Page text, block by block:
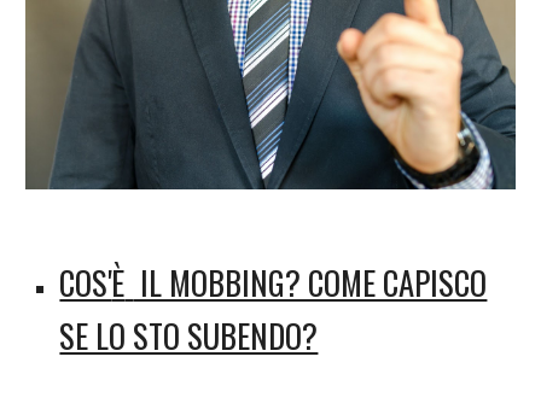
COS'È IL MOBBING? COME CAPISCO
SE LO STO SUBENDO?